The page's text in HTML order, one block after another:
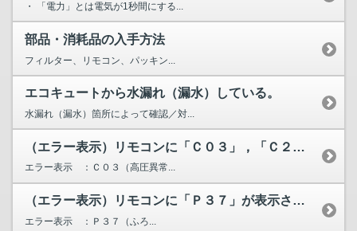
・ 「電力」とは電気が1秒間にする...
部品・消耗品の入手方法
フィルター、リモコン、パッキン...
エコキュートから水漏れ（漏水）している。
水漏れ（漏水）箇所によって確認／対...
（エラー表示）リモコンに「Ｃ０３」，「Ｃ２０」，「Ｃ２１」...
エラー表示 ：Ｃ０３（高圧異常...
（エラー表示）リモコンに「Ｐ３７」が表示されています。
エラー表示 ：Ｐ３７（ふろ...